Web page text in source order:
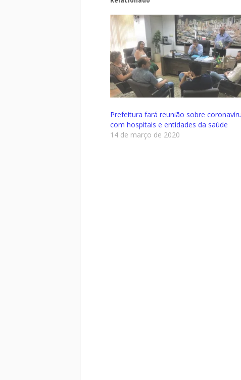
Prefeitura fará reunião sobre
com hospitais e entidades da saúde
14 de março de 2020